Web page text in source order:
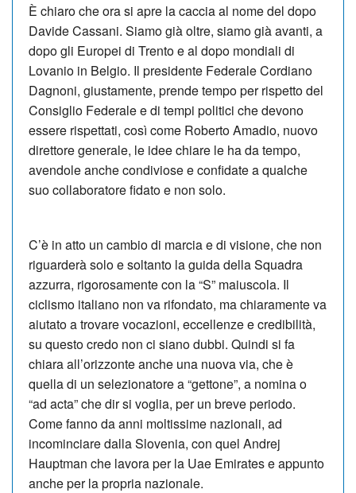
È chiaro che ora si apre la caccia al nome del dopo
Davide Cassani. Siamo già oltre, siamo già avanti, a
dopo gli Europei di Trento e al dopo mondiali di
Lovanio in Belgio. Il presidente Federale Cordiano
Dagnoni, giustamente, prende tempo per rispetto del
Consiglio Federale e di tempi politici che devono
essere rispettati, così come Roberto Amadio, nuovo
direttore generale, le idee chiare le ha da tempo,
avendole anche condiviose e confidate a qualche
suo collaboratore fidato e non solo.
C’è in atto un cambio di marcia e di visione, che non
riguarderà solo e soltanto la guida della Squadra
azzurra, rigorosamente con la “S” maiuscola. Il
ciclismo italiano non va rifondato, ma chiaramente va
aiutato a trovare vocazioni, eccellenze e credibilità,
su questo credo non ci siano dubbi. Quindi si fa
chiara all’orizzonte anche una nuova via, che è
quella di un selezionatore a “gettone”, a nomina o
“ad acta” che dir si voglia, per un breve periodo.
Come fanno da anni moltissime nazionali, ad
incominciare dalla Slovenia, con quel Andrej
Hauptman che lavora per la Uae Emirates e appunto
anche per la propria nazionale.